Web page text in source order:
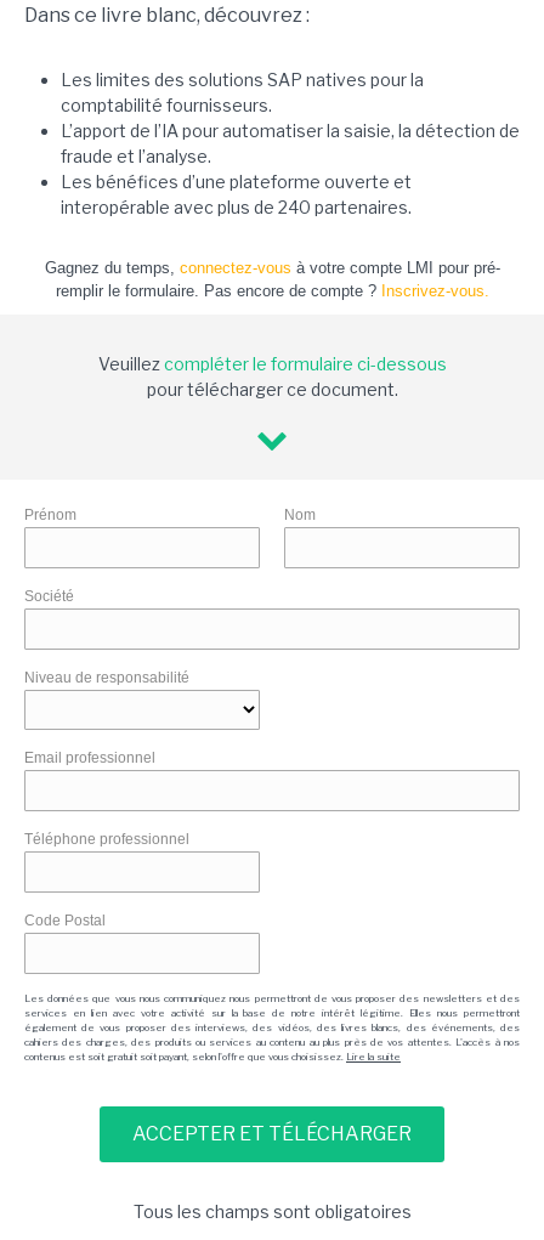
Dans ce livre blanc, découvrez :
Les limites des solutions SAP natives pour la
comptabilité fournisseurs.
L’apport de l’IA pour automatiser la saisie, la détection de
fraude et l’analyse.
Les bénéfices d’une plateforme ouverte et
interopérable avec plus de 240 partenaires.
Gagnez du temps, connectez-vous à votre compte LMI pour pré-
remplir le formulaire. Pas encore de compte ? Inscrivez-vous.
Veuillezcompléter le formulaire ci-dessous
pour télécharger ce document.
Prénom Nom
Société
Niveau de responsabilité
Email professionnel
Téléphone professionnel
Code Postal
Les données que vous nous communiquez nous permettront de vous proposer des newsletters et des
services en lien avec votre activité sur la base de notre intérêt légitime. Elles nous permettront
également de vous proposer des interviews, des vidéos, des livres blancs, des événements, des
cahiers des charges, des produits ou services au contenu au plus près de vos attentes. L'accès à nos
contenus est soit gratuit soit payant, selon l'offre que vous choisissez. Lire la suite
Tous les champs sont obligatoires